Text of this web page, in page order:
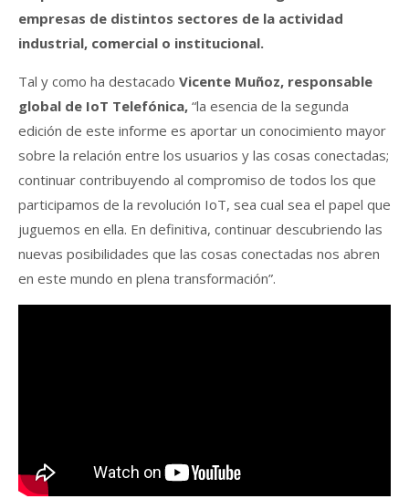
empresas de distintos sectores de la actividad
industrial, comercial o institucional.
Tal y como ha destacado Vicente Muñoz, responsable
global de IoT Telefónica, “la esencia de la segunda
edición de este informe es aportar un conocimiento mayor
sobre la relación entre los usuarios y las cosas conectadas;
continuar contribuyendo al compromiso de todos los que
participamos de la revolución IoT, sea cual sea el papel que
juguemos en ella. En definitiva, continuar descubriendo las
nuevas posibilidades que las cosas conectadas nos abren
en este mundo en plena transformación”.